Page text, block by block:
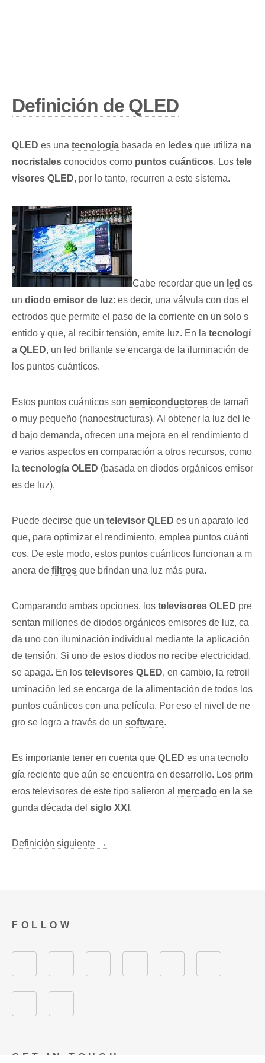
Definición de QLED
QLED es una tecnología basada en ledes que utiliza na
nocristales conocidos como puntos cuánticos. Los tele
visores QLED, por lo tanto, recurren a este sistema.
Cabe recordar que un led es
un diodo emisor de luz: es decir, una válvula con dos el
ectrodos que permite el paso de la corriente en un solo s
entido y que, al recibir tensión, emite luz. En la tecnologí
a QLED, un led brillante se encarga de la iluminación de
los puntos cuánticos.
Estos puntos cuánticos son semiconductores de tamañ
o muy pequeño (nanoestructuras). Al obtener la luz del le
d bajo demanda, ofrecen una mejora en el rendimiento d
e varios aspectos en comparación a otros recursos, como
la tecnología OLED (basada en diodos orgánicos emisor
es de luz).
Puede decirse que un televisor QLED es un aparato led
que, para optimizar el rendimiento, emplea puntos cuánti
cos. De este modo, estos puntos cuánticos funcionan a m
anera de filtros que brindan una luz más pura.
Comparando ambas opciones, los televisores OLED pre
sentan millones de diodos orgánicos emisores de luz, ca
da uno con iluminación individual mediante la aplicación
de tensión. Si uno de estos diodos no recibe electricidad,
se apaga. En los televisores QLED, en cambio, la retroil
uminación led se encarga de la alimentación de todos los
puntos cuánticos con una película. Por eso el nivel de ne
gro se logra a través de un software.
Es importante tener en cuenta que QLED es una tecnolo
gía reciente que aún se encuentra en desarrollo. Los prim
eros televisores de este tipo salieron al mercado en la se
gunda década del siglo XXI .
Definición siguiente →
GET IN TOUCH
FOLLOW